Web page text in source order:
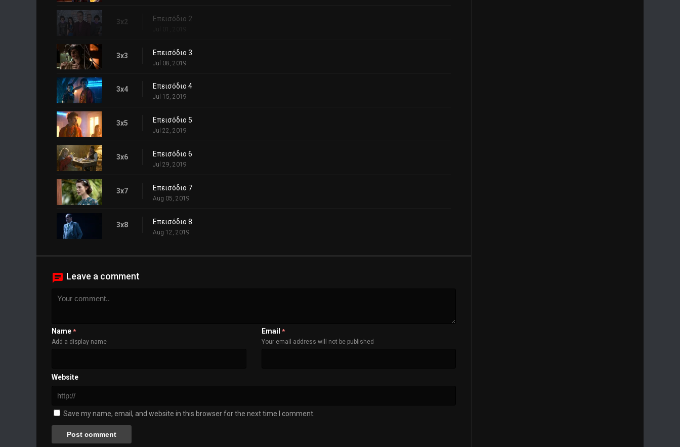
3x2 Επεισόδιο 2
Jul 01, 2019
3x3 Επεισόδιο 3
Jul 08, 2019
3x4 Επεισόδιο 4
Jul 15, 2019
3x5 Επεισόδιο 5
Jul 22, 2019
3x6 Επεισόδιο 6
Jul 29, 2019
3x7 Επεισόδιο 7
Aug 05, 2019
3x8 Επεισόδιο 8
Aug 12, 2019
Leave a comment
Name *
Add a display name
Email *
Your email address will not be published
Website
Save my name, email, and website in this browser for the next time I comment.